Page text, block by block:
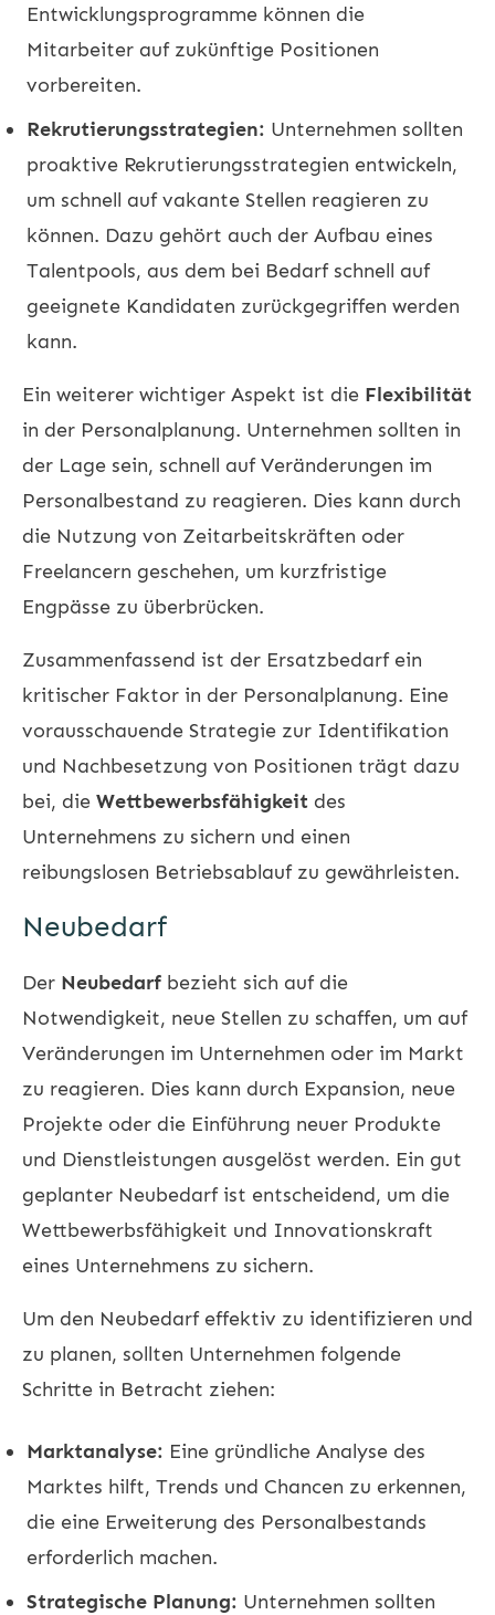
Entwicklungsprogramme können die
Mitarbeiter auf zukünftige Positionen
vorbereiten.
Rekrutierungsstrategien: Unternehmen sollten
proaktive Rekrutierungsstrategien entwickeln,
um schnell auf vakante Stellen reagieren zu
können. Dazu gehört auch der Aufbau eines
Talentpools, aus dem bei Bedarf schnell auf
geeignete Kandidaten zurückgegriffen werden
kann.
Ein weiterer wichtiger Aspekt ist die Flexibilität
in der Personalplanung. Unternehmen sollten in
der Lage sein, schnell auf Veränderungen im
Personalbestand zu reagieren. Dies kann durch
die Nutzung von Zeitarbeitskräften oder
Freelancern geschehen, um kurzfristige
Engpässe zu überbrücken.
Zusammenfassend ist der Ersatzbedarf ein
kritischer Faktor in der Personalplanung. Eine
vorausschauende Strategie zur Identifikation
und Nachbesetzung von Positionen trägt dazu
bei, die Wettbewerbsfähigkeit des
Unternehmens zu sichern und einen
reibungslosen Betriebsablauf zu gewährleisten.
Neubedarf
Der Neubedarf bezieht sich auf die
Notwendigkeit, neue Stellen zu schaffen, um auf
Veränderungen im Unternehmen oder im Markt
zu reagieren. Dies kann durch Expansion, neue
Projekte oder die Einführung neuer Produkte
und Dienstleistungen ausgelöst werden. Ein gut
geplanter Neubedarf ist entscheidend, um die
Wettbewerbsfähigkeit und Innovationskraft
eines Unternehmens zu sichern.
Um den Neubedarf effektiv zu identifizieren und
zu planen, sollten Unternehmen folgende
Schritte in Betracht ziehen:
Marktanalyse: Eine gründliche Analyse des
Marktes hilft, Trends und Chancen zu erkennen,
die eine Erweiterung des Personalbestands
erforderlich machen.
Strategische Planung: Unternehmen sollten